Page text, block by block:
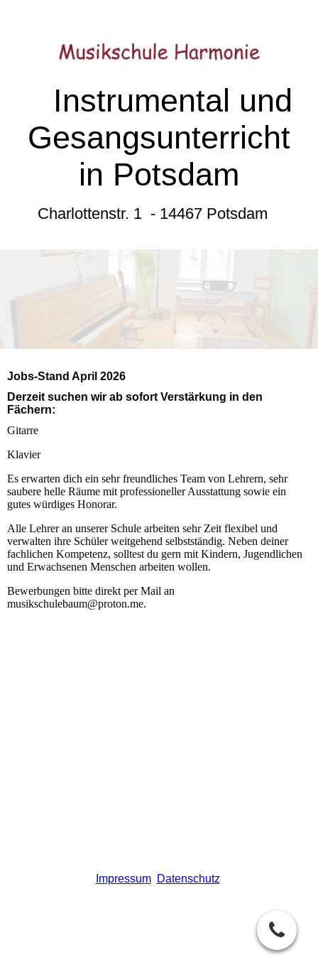
Instrumental und
Gesangsunterricht
in Potsdam
Charlottenstr. 1 - 14467 Potsdam
Jobs-Stand April 2026
Derzeit suchen wir ab sofort Verstärkung in den
Fächern:
Gitarre
Klavier
Es erwarten dich ein sehr freundliches Team von Lehrern, sehr
saubere helle Räume mit professioneller Ausstattung sowie ein
gutes würdiges Honorar.
Alle Lehrer an unserer Schule arbeiten sehr Zeit flexibel und
verwalten ihre Schüler weitgehend selbstständig. Neben deiner
fachlichen Kompetenz, solltest du gern mit Kindern, Jugendlichen
und Erwachsenen Menschen arbeiten wollen.
Bewerbungen bitte direkt per Mail an
musikschulebaum@proton.me.
Impressum Datenschutz